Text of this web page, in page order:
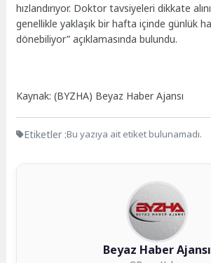
hızlandırıyor. Doktor tavsiyeleri dikkate
genellikle yaklaşık bir hafta içinde günlük
dönebiliyor” açıklamasında bulundu.
Kaynak: (BYZHA) Beyaz Haber Ajansı
Etiketler :Bu yazıya ait etiket bulunamadı.
Beyaz Haber Ajansı